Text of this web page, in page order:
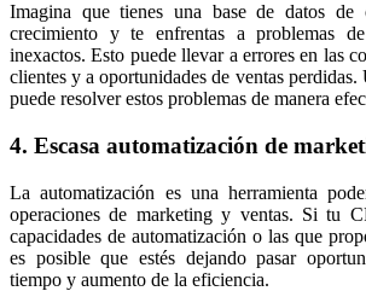
Imagina que tienes una base de datos de
crecimiento y te enfrentas a problemas
inexactos. Esto puede llevar a errores en las
clientes y a oportunidades de ventas
puede resolver estos problemas de manera
4. Escasa automatización de
La automatización es una herramienta
operaciones de marketing y ventas. Si tu
capacidades de automatización o las que
es posible que estés dejando pasar
tiempo y aumento de la eficiencia.